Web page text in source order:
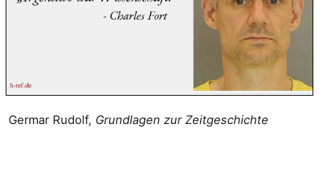
Germar Rudolf, Grundlagen zur Zeitgeschichte